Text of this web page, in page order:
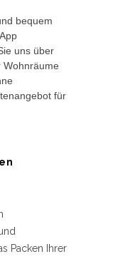
bequem
uns über
Wohnräume
für
Packen Ihrer